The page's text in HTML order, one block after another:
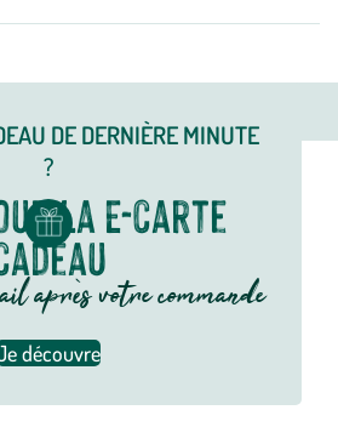
DE DERNIÈRE MINUTE
?
la E-carte
après votre commande
découvre